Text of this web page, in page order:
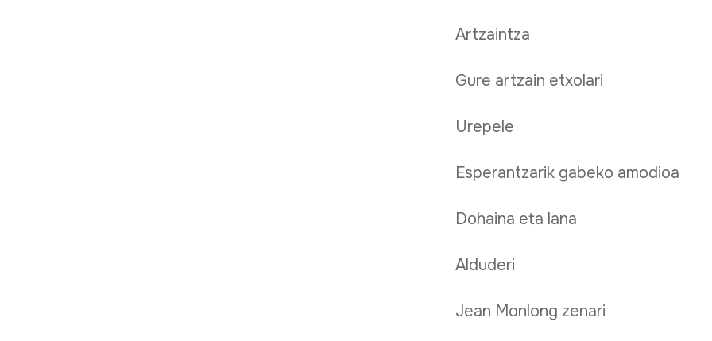
Artzaintza
Gure artzain etxolari
Urepele
Esperantzarik gabeko amodioa
Dohaina eta lana
Alduderi
Jean Monlong zenari